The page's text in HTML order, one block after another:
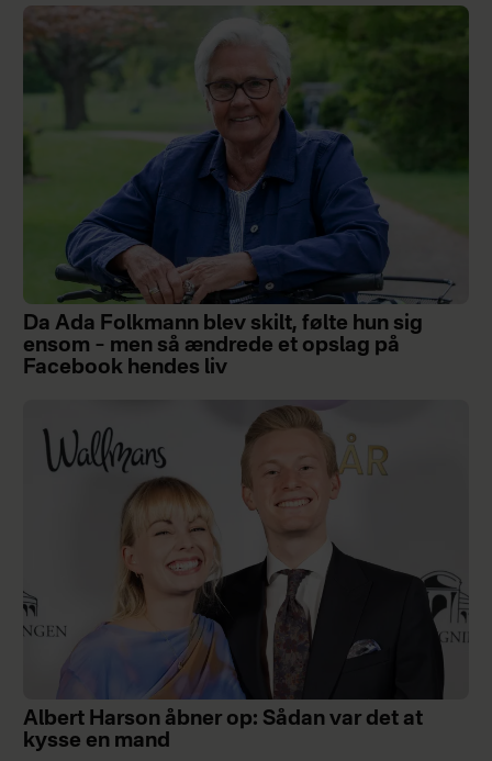
Da Ada Folkmann blev skilt, følte hun sig
ensom – men så ændrede et opslag på
Facebook hendes liv
Albert Harson åbner op: Sådan var det at
kysse en mand